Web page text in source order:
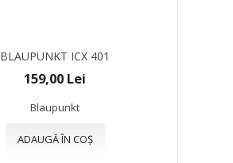
BLAUPUNKT ICX 401
159,00 Lei
Blaupunkt
ADAUGĂ ÎN COȘ